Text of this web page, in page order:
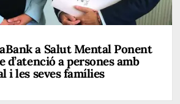
a Salut Mental Ponent
d’atenció a persones amb
i les seves famílies